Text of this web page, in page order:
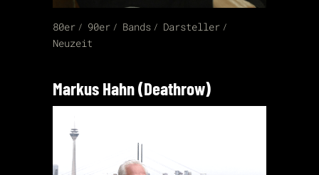
80er 90er Bands
Darsteller
Neuzeit
Markus Hahn (Deathrow)